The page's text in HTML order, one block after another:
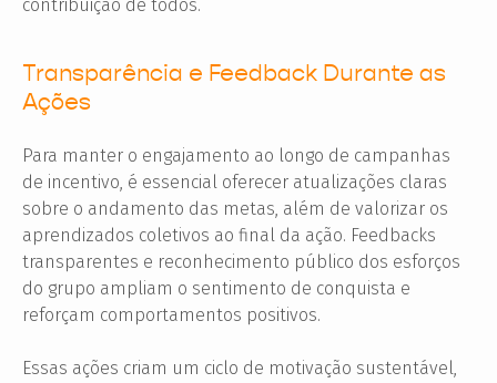
contribuição de todos.
Transparência e Feedback Durante as
Ações
Para manter o engajamento ao longo de campanhas
de incentivo, é essencial oferecer atualizações claras
sobre o andamento das metas, além de valorizar os
aprendizados coletivos ao final da ação. Feedbacks
transparentes e reconhecimento público dos esforços
do grupo ampliam o sentimento de conquista e
reforçam comportamentos positivos.
Essas ações criam um ciclo de motivação sustentável,